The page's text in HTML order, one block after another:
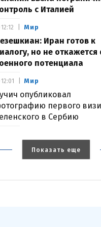
с Италией
Мир
Иран готов к
но не откажется
потенциала
12:12
Мир
опубликовал
первого
в Сербию
12:01
Показать еще